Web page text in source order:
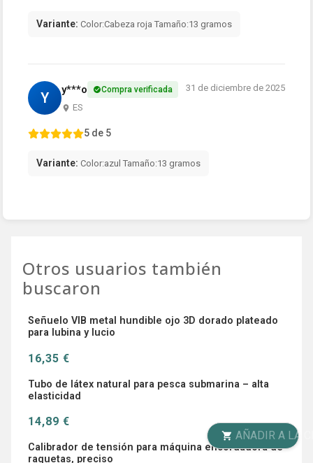
Variante: Color:Cabeza roja Tamaño:13 gramos
Y y***o Compra verificada
ES
31 de diciembre de 2025
5 de 5
Variante: Color:azul Tamaño:13 gramos
Otros usuarios también
buscaron
Señuelo VIB metal hundible ojo 3D dorado plateado
para lubina y lucio
16,35 €
Tubo de látex natural para pesca submarina – alta
elasticidad
14,89 €
Calibrador de tensión para máquina encordadora de
raquetas, preciso
AÑADIR A LA CESTA